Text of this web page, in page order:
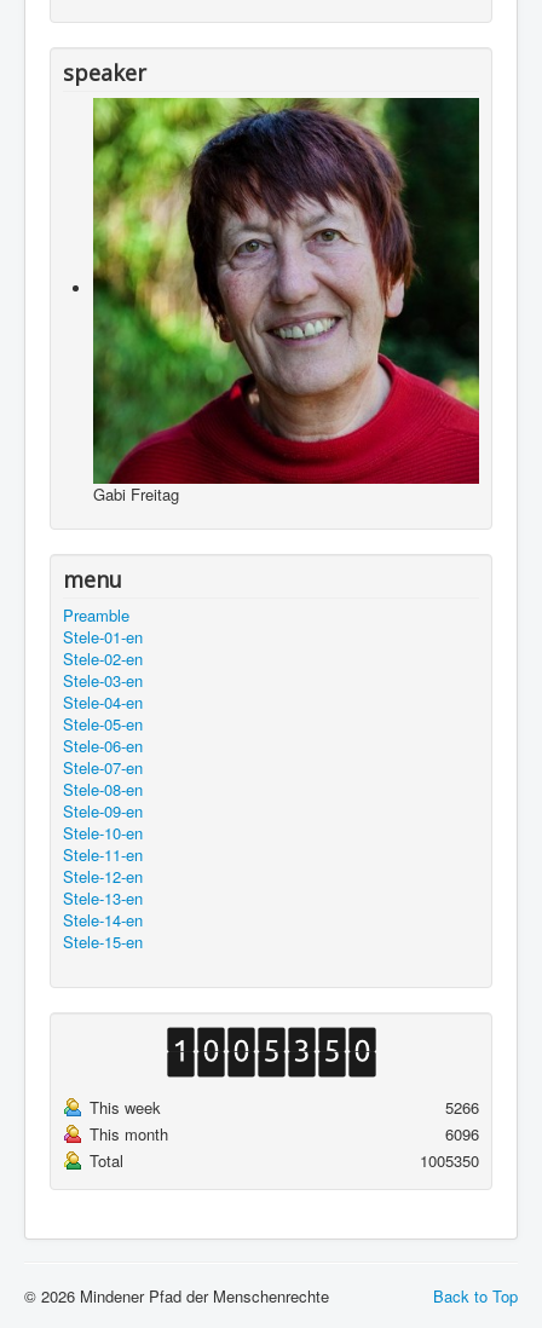
speaker
Gabi Freitag
menu
Preamble
Stele-01-en
Stele-02-en
Stele-03-en
Stele-04-en
Stele-05-en
Stele-06-en
Stele-07-en
Stele-08-en
Stele-09-en
Stele-10-en
Stele-11-en
Stele-12-en
Stele-13-en
Stele-14-en
Stele-15-en
This week
5266
This month
6096
Total
1005350
Back to Top
© 2026 Mindener Pfad der Menschenrechte